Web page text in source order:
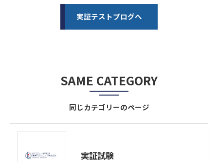
実証テストブログへ
同じカテゴリーのページ
SAME CATEGORY
実証試験